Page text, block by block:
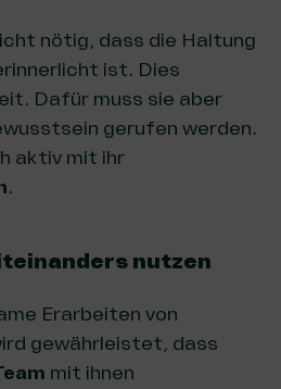
nötig, dass die Haltung
ist. Dies
Dafür muss sie aber
gerufen werden.
aktiv mit ihr
.
nutzen
Erarbeiten von
gewährleistet, dass
mit ihnen